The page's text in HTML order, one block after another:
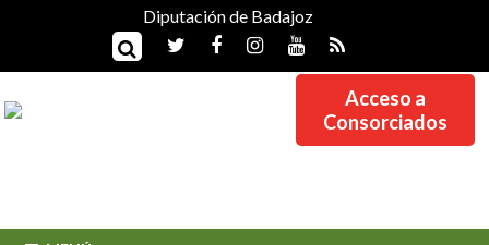
Diputación de Badajoz
Acceso a
Consorciados